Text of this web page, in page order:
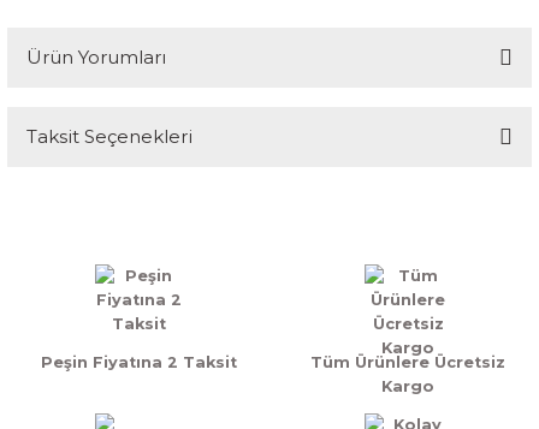
Ürün Yorumları
Bu ürüne ilk yorumu siz yapın!
Taksit Seçenekleri
Peşin Fiyatına 2 Taksit
Tüm Ürünlere Ücretsiz
Kargo